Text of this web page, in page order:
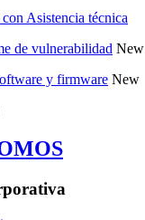
Asistencia técnica
de vulnerabilidad New
y firmware New